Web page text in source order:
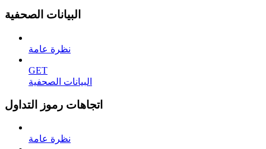
البيانات الصحفية
نظرة عامة
GET
البيانات الصحفية
اتجاهات رموز التداول
نظرة عامة